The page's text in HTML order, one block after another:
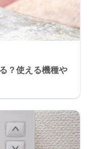
？使える機種や